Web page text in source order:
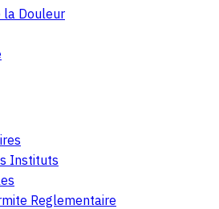
la Douleur
Instituts
Reglementaire